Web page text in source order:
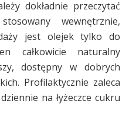
dokładnie przeczytać
wewnętrznie,
jest olejek tylko do
całkowicie naturalny
dostępny w dobrych
Profilaktycznie zaleca
na łyżeczce cukru